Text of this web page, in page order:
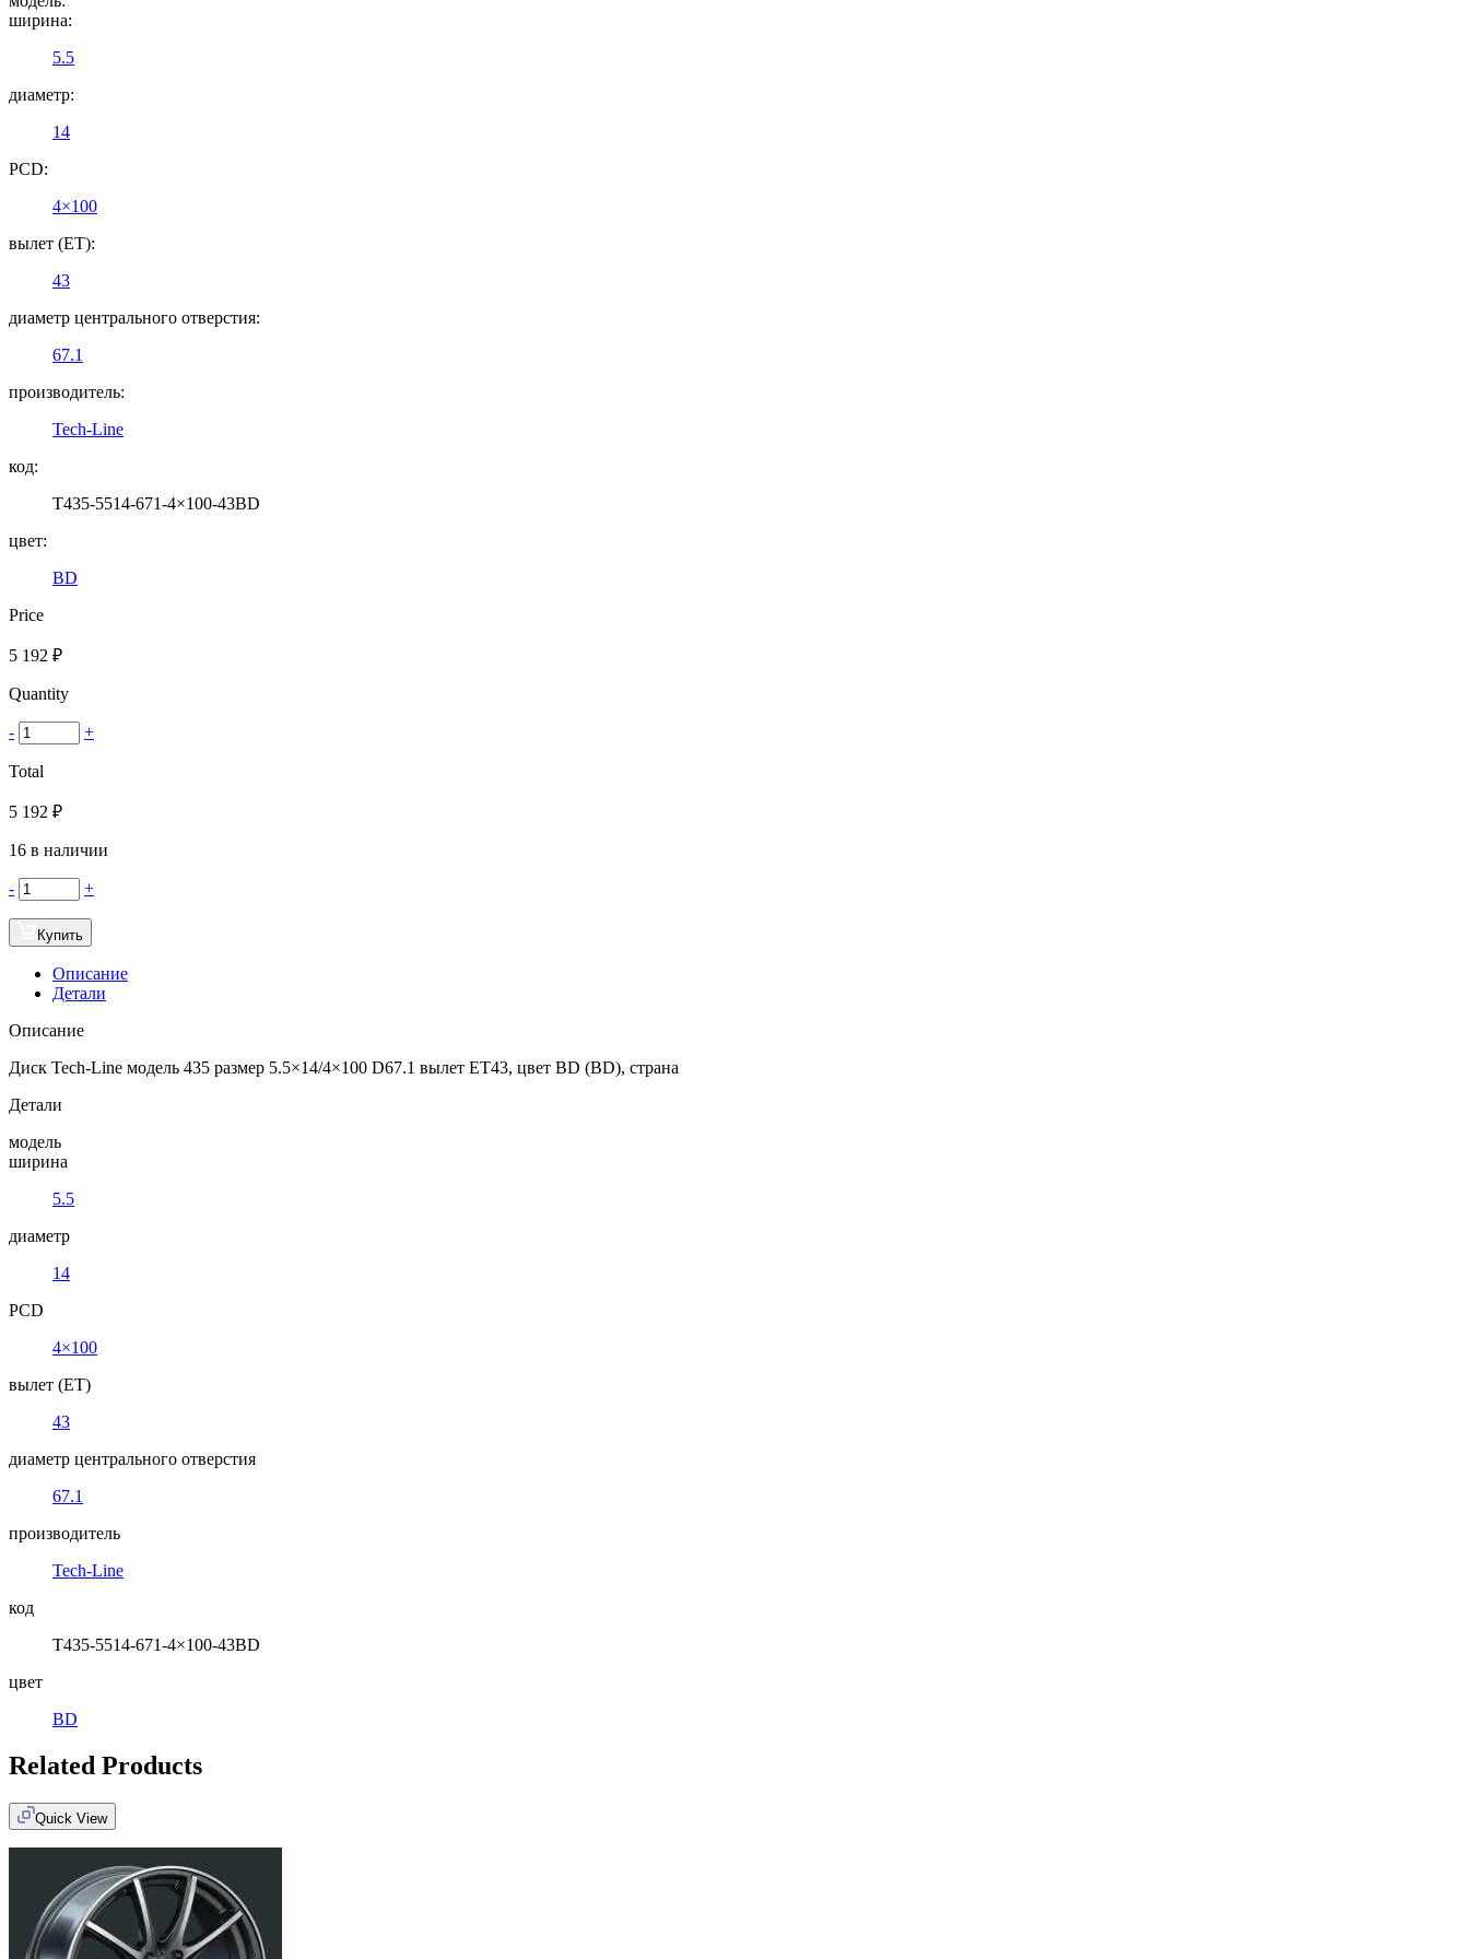
ширина:
5.5
диаметр:
14
PCD:
4×100
вылет (ET):
43
диаметр центрального отверстия:
67.1
производитель:
Tech-Line
код:
T435-5514-671-4×100-43BD
цвет:
BD
Price
5 192 ₽
Quantity
- +
Total
5 192 ₽
16 в наличии
- +
Купить
Описание
Детали
Описание
Диск Tech-Line модель 435 размер 5.5×14/4×100 D67.1 вылет ET43, цвет BD (BD), страна
Детали
модель
ширина
5.5
диаметр
14
PCD
4×100
вылет (ET)
43
диаметр центрального отверстия
67.1
производитель
Tech-Line
код
T435-5514-671-4×100-43BD
цвет
BD
Related Products
Quick View